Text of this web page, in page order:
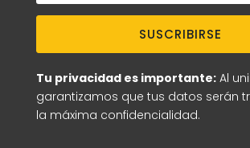
SUSCRIBIRSE
Tu privacidad es importante:Al
garantizamos que tus datos serán
la máxima confidencialidad.